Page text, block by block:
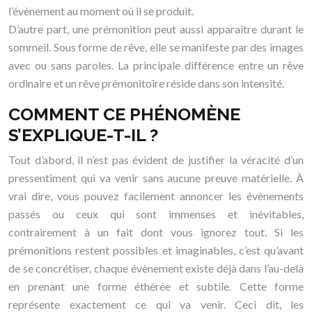
l’évènement au moment où il se produit.
D’autre part, une prémonition peut aussi apparaître durant le
sommeil. Sous forme de rêve, elle se manifeste par des images
avec ou sans paroles. La principale différence entre un rêve
ordinaire et un rêve prémonitoire réside dans son intensité.
COMMENT CE PHÉNOMÈNE
S’EXPLIQUE-T-IL ?
Tout d’abord, il n’est pas évident de justifier la véracité d’un
pressentiment qui va venir sans aucune preuve matérielle. À
vrai dire, vous pouvez facilement annoncer les évènements
passés ou ceux qui sont immenses et inévitables,
contrairement à un fait dont vous ignorez tout. Si les
prémonitions restent possibles et imaginables, c’est qu’avant
de se concrétiser, chaque évènement existe déjà dans l’au-delà
en prenant une forme éthérée et subtile. Cette forme
représente exactement ce qui va venir. Ceci dit, les